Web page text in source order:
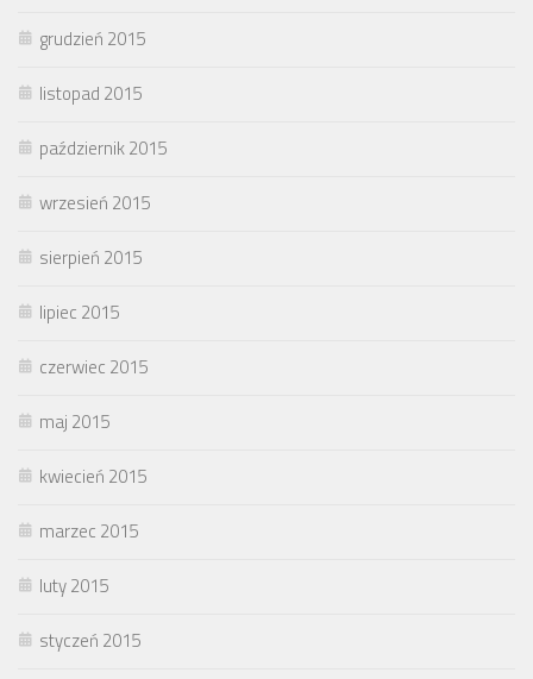
grudzień 2015
listopad 2015
październik 2015
wrzesień 2015
sierpień 2015
lipiec 2015
czerwiec 2015
maj 2015
kwiecień 2015
marzec 2015
luty 2015
styczeń 2015